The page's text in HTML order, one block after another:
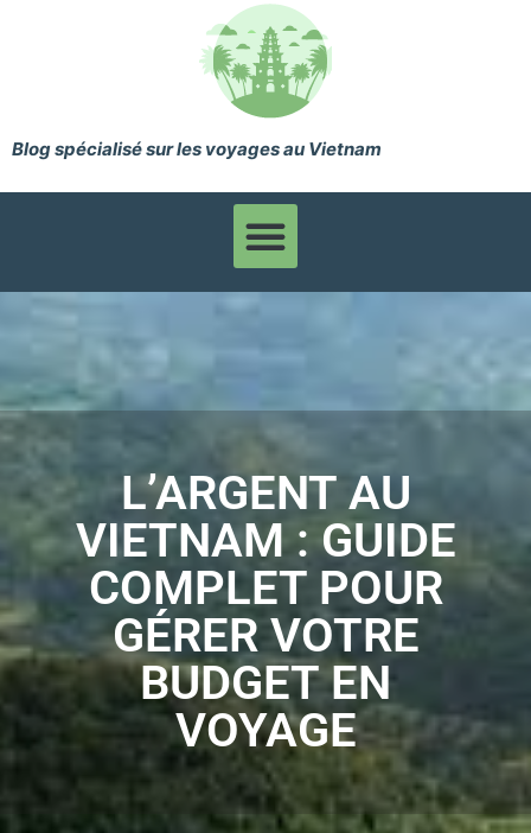
Blog spécialisé sur les voyages au Vietnam
L’ARGENT AU
VIETNAM : GUIDE
COMPLET POUR
GÉRER VOTRE
BUDGET EN
VOYAGE